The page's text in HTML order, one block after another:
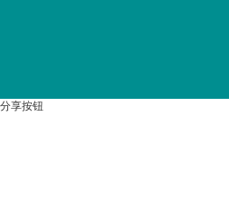
分享按钮